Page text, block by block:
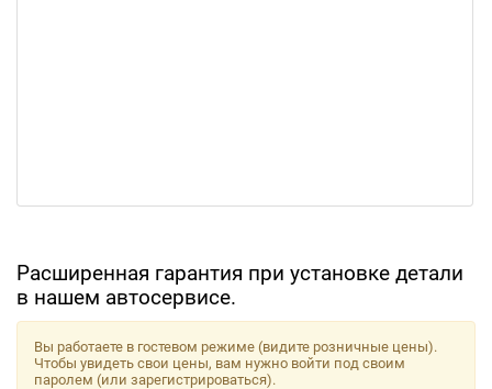
Расширенная гарантия при установке детали
в нашем автосервисе.
Вы работаете в гостевом режиме (видите розничные цены).
Чтобы увидеть свои цены, вам нужно войти под своим
паролем (или зарегистрироваться).